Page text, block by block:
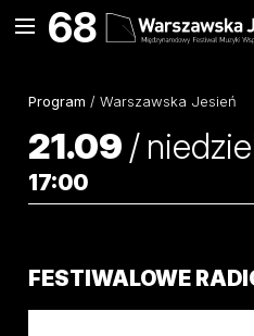
Festiwalowe
rozwiń menu
MENU68
Program / Warszawska Jesień
21.09 /
17:00
FESTIWALOWE